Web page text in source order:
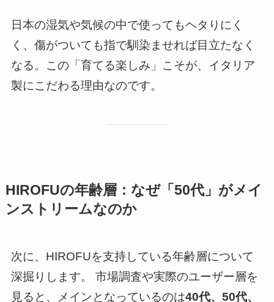
日本の湿気や気候の中で使ってもヘタりにく
く、傷がついても指で馴染ませれば目立たなく
なる。この「育てる楽しみ」こそが、イタリア
製にこだわる理由なのです。
HIROFUの年齢層：なぜ「50代」がメイ
ンストリームなのか
次に、HIROFUを支持している年齢層について
深掘りします。 市場調査や実際のユーザー層を
見ると、メインとなっているのは40代、50代、